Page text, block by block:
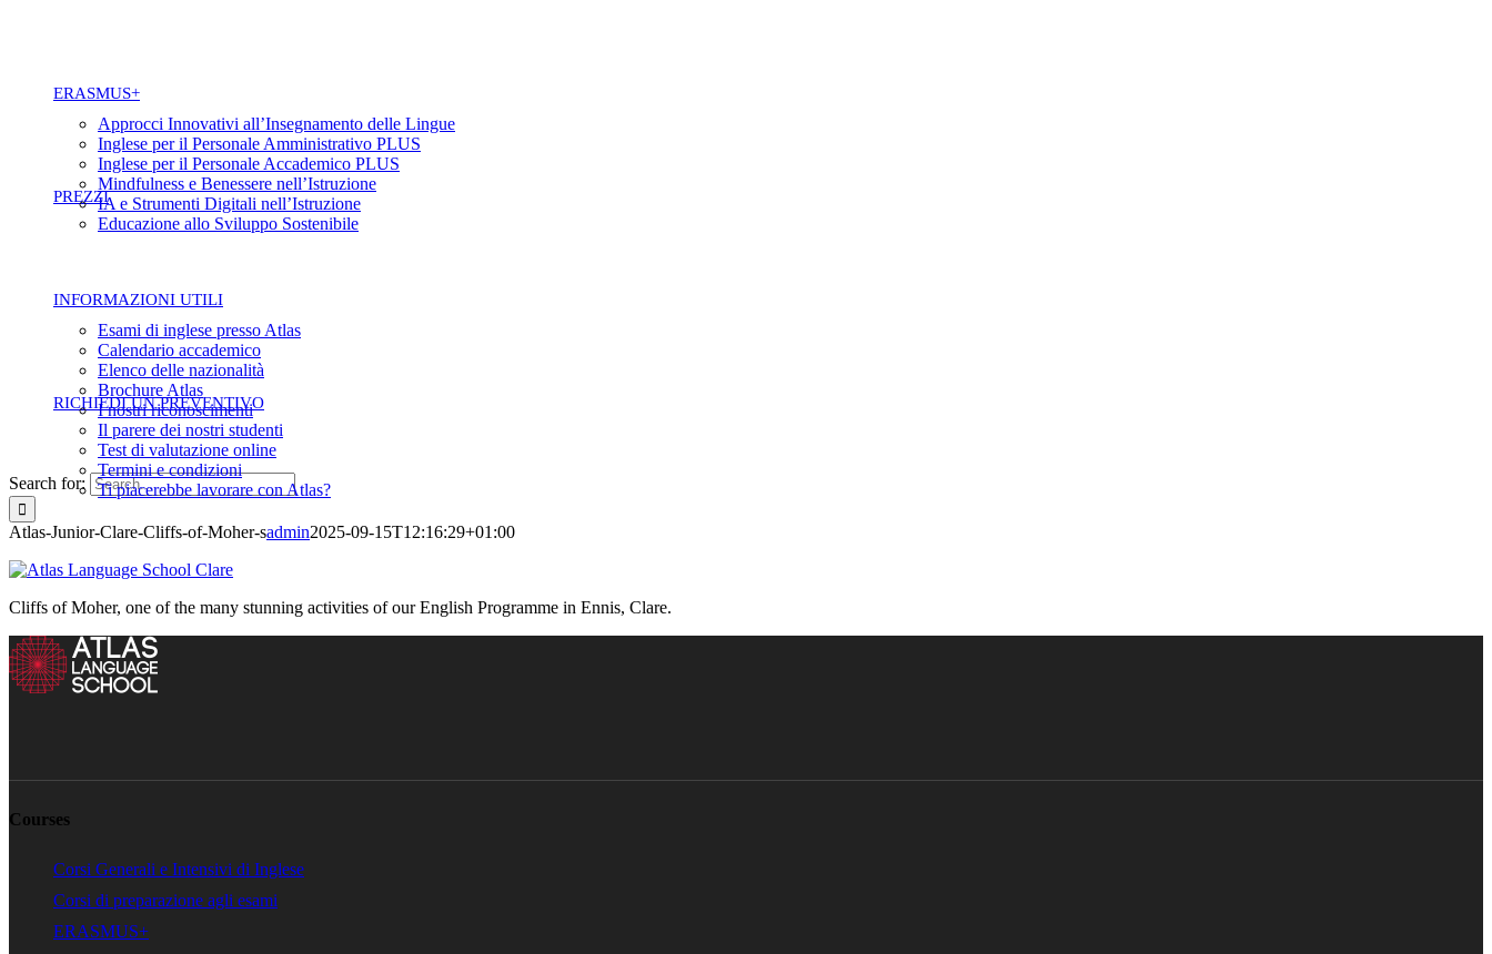
ERASMUS+
Approcci Innovativi all’Insegnamento delle Lingue
Inglese per il Personale Amministrativo PLUS
Inglese per il Personale Accademico PLUS
Mindfulness e Benessere nell’Istruzione
IA e Strumenti Digitali nell’Istruzione
Educazione allo Sviluppo Sostenibile
PREZZI
INFORMAZIONI UTILI
Esami di inglese presso Atlas
Calendario accademico
Elenco delle nazionalità
Brochure Atlas
I nostri riconoscimenti
Il parere dei nostri studenti
Test di valutazione online
Termini e condizioni
Ti piacerebbe lavorare con Atlas?
RICHIEDI UN PREVENTIVO
Search for:
Atlas-Junior-Clare-Cliffs-of-Moher-sadmin2025-09-15T12:16:29+01:00
Cliffs of Moher, one of the many stunning activities of our English Programme in Ennis, Clare.
Courses
Corsi Generali e Intensivi di Inglese
Corsi di preparazione agli esami
ERASMUS+